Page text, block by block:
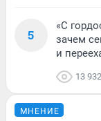
5
«С
зачем
и
13 932
МНЕНИЕ